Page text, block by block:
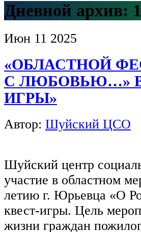
Дневной архив:
Июн 11 2025
«ОБЛАСТНОЙ
С ЛЮБОВЬЮ…»
ИГРЫ»
Автор: Шуйский ЦСО
Шуйский центр
участие в областном
летию г. Юрьевца «О
квест-игры. Цель
жизни граждан